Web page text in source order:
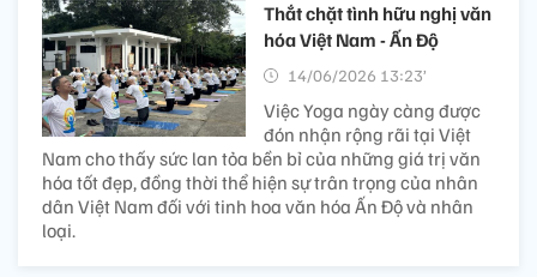
Thắt chặt tình hữu nghị văn
hóa Việt Nam - Ấn Độ
14/06/2026 13:23’
Việc Yoga ngày càng được
đón nhận rộng rãi tại Việt
Nam cho thấy sức lan tỏa bền bỉ của những giá trị văn
hóa tốt đẹp, đồng thời thể hiện sự trân trọng của nhân
dân Việt Nam đối với tinh hoa văn hóa Ấn Độ và nhân
loại.